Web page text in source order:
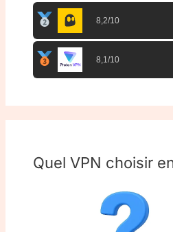
8,2/10
8,1/10
Quel VPN choisir